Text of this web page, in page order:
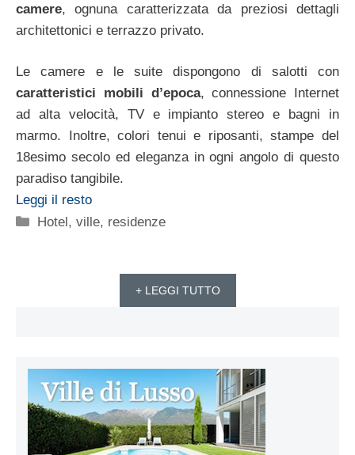
camere, ognuna caratterizzata da preziosi dettagli
architettonici e terrazzo privato.
Le camere e le suite dispongono di salotti con
caratteristici mobili d’epoca, connessione Internet
ad alta velocità, TV e impianto stereo e bagni in
marmo. Inoltre, colori tenui e riposanti, stampe del
18esimo secolo ed eleganza in ogni angolo di questo
paradiso tangibile.
Leggi il resto
Categorie
Hotel, ville, residenze
+ LEGGI TUTTO